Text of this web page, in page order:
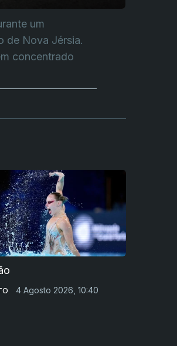
um
de Nova Jérsia.
concentrado
4 Agosto 2026, 10:40